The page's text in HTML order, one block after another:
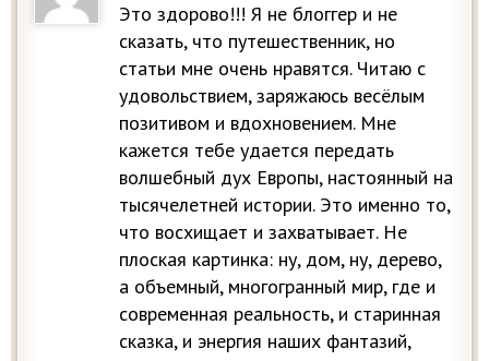
Это здорово!!! Я не блоггер и не
сказать, что путешественник, но
статьи мне очень нравятся. Читаю с
удовольствием, заряжаюсь весёлым
позитивом и вдохновением. Мне
кажется тебе удается передать
волшебный дух Европы, настоянный на
тысячелетней истории. Это именно то,
что восхищает и захватывает. Не
плоская картинка: ну, дом, ну, дерево,
а объемный, многогранный мир, где и
современная реальность, и старинная
сказка, и энергия наших фантазий,